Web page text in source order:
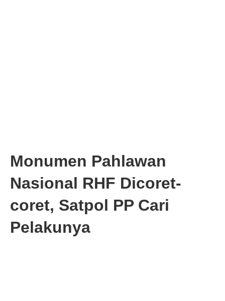
Monumen Pahlawan
Nasional RHF Dicoret-
coret, Satpol PP Cari
Pelakunya